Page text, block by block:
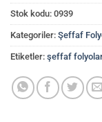
Stok kodu: 0939
Kategoriler: Şeffaf
Etiketler: şeffaf